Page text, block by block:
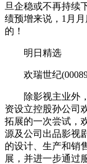
旦企稳或不再持续
绩预增来说，1月
的！
明日精选
欢瑞世纪
除影视主业外，
资设立控股孙公司
拓展的一次尝试，
源及公司出品影视
的设计、生产和销
展，并进一步通过